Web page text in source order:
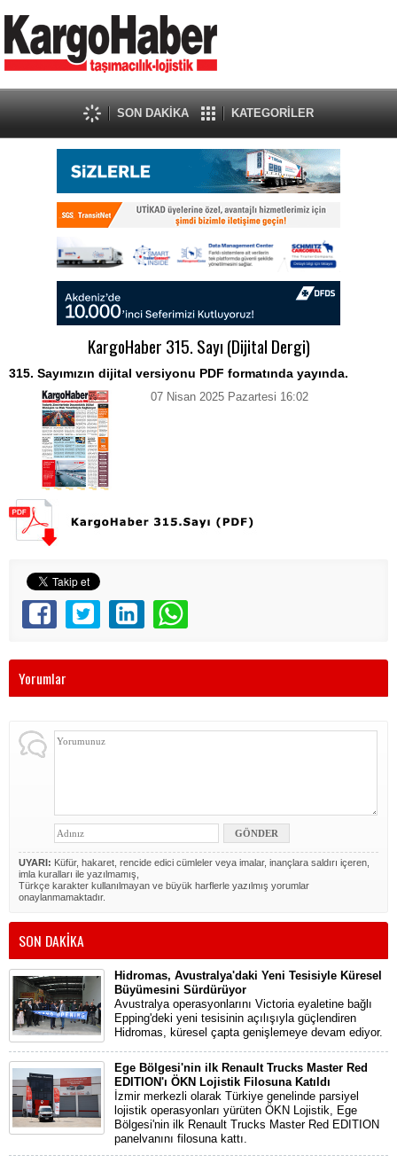
SON DAKİKA KATEGORİLER
KargoHaber 315. Sayı (Dijital Dergi)
315. Sayımızın dijital versiyonu PDF formatında yayında.
07 Nisan 2025 Pazartesi 16:02
Yorumlar
UYARI: Küfür, hakaret, rencide edici cümleler veya imalar, inançlara saldırı içeren,
imla kuralları ile yazılmamış,
Türkçe karakter kullanılmayan ve büyük harflerle yazılmış yorumlar
onaylanmamaktadır.
SON DAKİKA
Hidromas, Avustralya'daki Yeni Tesisiyle Küresel
Büyümesini Sürdürüyor
Avustralya operasyonlarını Victoria eyaletine bağlı
Epping'deki yeni tesisinin açılışıyla güçlendiren
Hidromas, küresel çapta genişlemeye devam ediyor.
Ege Bölgesi'nin ilk Renault Trucks Master Red
EDITION'ı ÖKN Lojistik Filosuna Katıldı
İzmir merkezli olarak Türkiye genelinde parsiyel
lojistik operasyonları yürüten ÖKN Lojistik, Ege
Bölgesi'nin ilk Renault Trucks Master Red EDITION
panelvanını filosuna kattı.